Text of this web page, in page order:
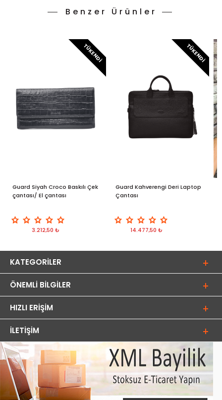
Benzer Ürünler
TÜKENDI
Guard Siyah Croco Baskılı Çek
çantası/ El çantası
3.212,50 ₺
TÜKENDI
Guard Kahverengi Deri Laptop
Çantası
14.477,50 ₺
KATEGORILER
ÖNEMLI BILGILER
HIZLI ERIŞIM
İLETIŞIM